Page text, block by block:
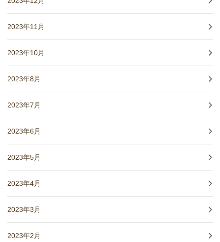
2023年11月
2023年10月
2023年8月
2023年7月
2023年6月
2023年5月
2023年4月
2023年3月
2023年2月